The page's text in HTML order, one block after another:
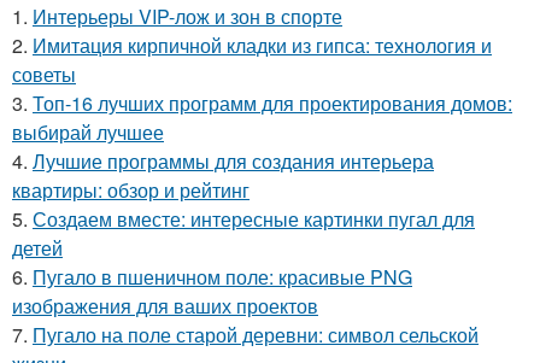
1. Интерьеры VIP-лож и зон в спорте
2. Имитация кирпичной кладки из гипса: технология и
советы
3. Топ-16 лучших программ для проектирования домов:
выбирай лучшее
4. Лучшие программы для создания интерьера
квартиры: обзор и рейтинг
5. Создаем вместе: интересные картинки пугал для
детей
6. Пугало в пшеничном поле: красивые PNG
изображения для ваших проектов
7. Пугало на поле старой деревни: символ сельской